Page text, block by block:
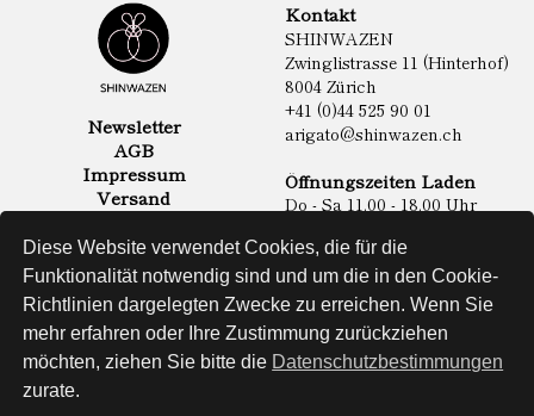
Diese Website verwendet Cookies, die für die
Funktionalität notwendig sind und um die in den Cookie-
Richtlinien dargelegten Zwecke zu erreichen. Wenn Sie
mehr erfahren oder Ihre Zustimmung zurückziehen
möchten, ziehen Sie bitte die Datenschutzbestimmungen
zurate.
Newsletter
AGB
Impressum
Versand
Kontakt
SHINWAZEN
Zwinglistrasse 11 (Hinterhof)
8004 Zürich
+41 (0)44 525 90 01
arigato@shinwazen.ch
Öffnungszeiten Laden
Do - Sa 11.00 - 18.00 Uhr
Online Shop
Lebensmittel
Sake & Shochu
Non Food
Spirituosen